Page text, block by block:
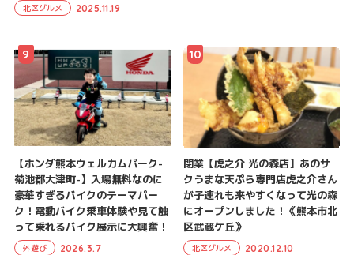
北区グルメ 2025.11.19
【ホンダ熊本ウェルカムパーク-
菊池郡大津町-】入場無料なのに
豪華すぎるバイクのテーマパー
ク！電動バイク乗車体験や見て触
って乗れるバイク展示に大興奮！
外遊び 2026.3.7
9
閉業【虎之介 光の森店】あのサ
クうまな天ぷら専門店虎之介さん
が子連れも来やすくなって光の森
にオープンしました！《熊本市北
区武蔵ケ丘》
北区グルメ 2020.12.10
10